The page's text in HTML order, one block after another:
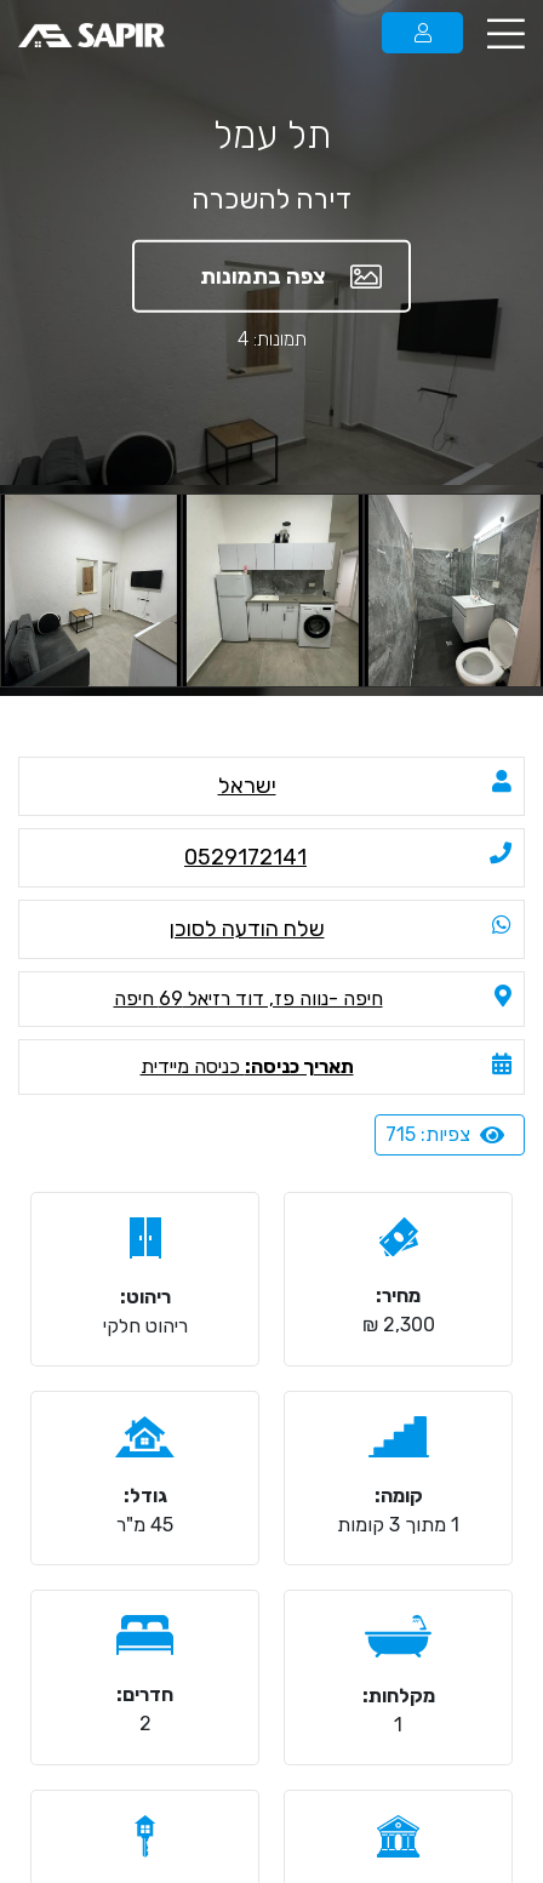
תל עמל
דירה להשכרה
צפה בתמונות
תמונות: 4
ישראל
0529172141
שלח הודעה לסוכן
חיפה -נווה פז, דוד רזיאל 69 חיפה
תאריך כניסה: כניסה מיידית
צפיות: 715
מחיר:
2,300 ₪
ריהוט:
ריהוט חלקי
קומה:
1 מתוך 3 קומות
גודל:
45 מ"ר
מקלחות:
1
חדרים:
2